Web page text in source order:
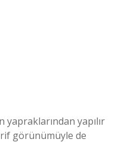
yapılır
görünümüyle de